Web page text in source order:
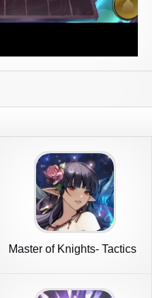
Master of Knights- Tactics